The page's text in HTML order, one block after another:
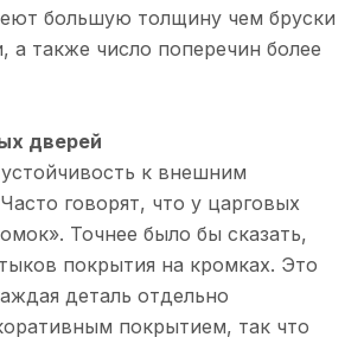
большую толщину чем бруски
а также число поперечин более
дверей
к внешним
говорят, что у царговых
Точнее было бы сказать,
покрытия на кромках. Это
деталь отдельно
покрытием, так что